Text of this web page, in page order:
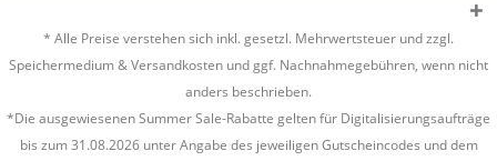
* Alle Preise verstehen sich inkl. gesetzl. Mehrwertsteuer und zzgl.
Speichermedium &Versandkosten und ggf. Nachnahmegebühren, wenn nicht
anders beschrieben.
*Die ausgewiesenen Summer Sale-Rabatte gelten für Digitalisierungsaufträge
bis zum 31.08.2026 unter Angabe des jeweiligen Gutscheincodes und dem